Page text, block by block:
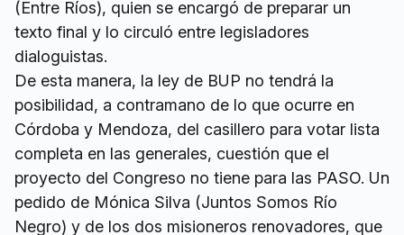
(Entre Ríos), quien se encargó de preparar un
texto final y lo circuló entre legisladores
dialoguistas.
De esta manera, la ley de BUP no tendrá la
posibilidad, a contramano de lo que ocurre en
Córdoba y Mendoza, del casillero para votar lista
completa en las generales, cuestión que el
proyecto del Congreso no tiene para las PASO. Un
pedido de Mónica Silva (Juntos Somos Río
Negro) y de los dos misioneros renovadores, que